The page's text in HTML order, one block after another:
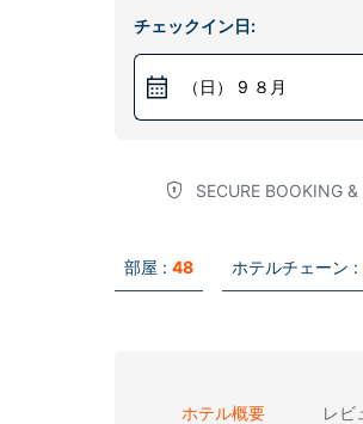
チェックイン日:
（日） 9 ８月
SECURE BOOKING
部屋 : 48 ホテルチェーン :
ホテル概要 レビ